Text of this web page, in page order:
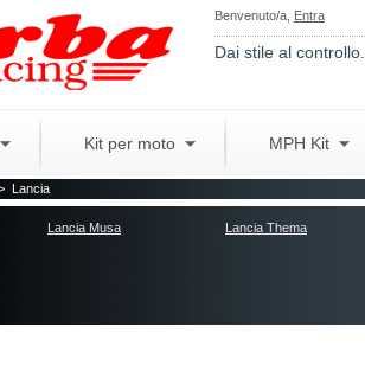
Kit per moto MPH Kit
Benvenuto/a, Entra
Dai stile al controllo.
Lancia
Lancia Musa
Lancia Thema